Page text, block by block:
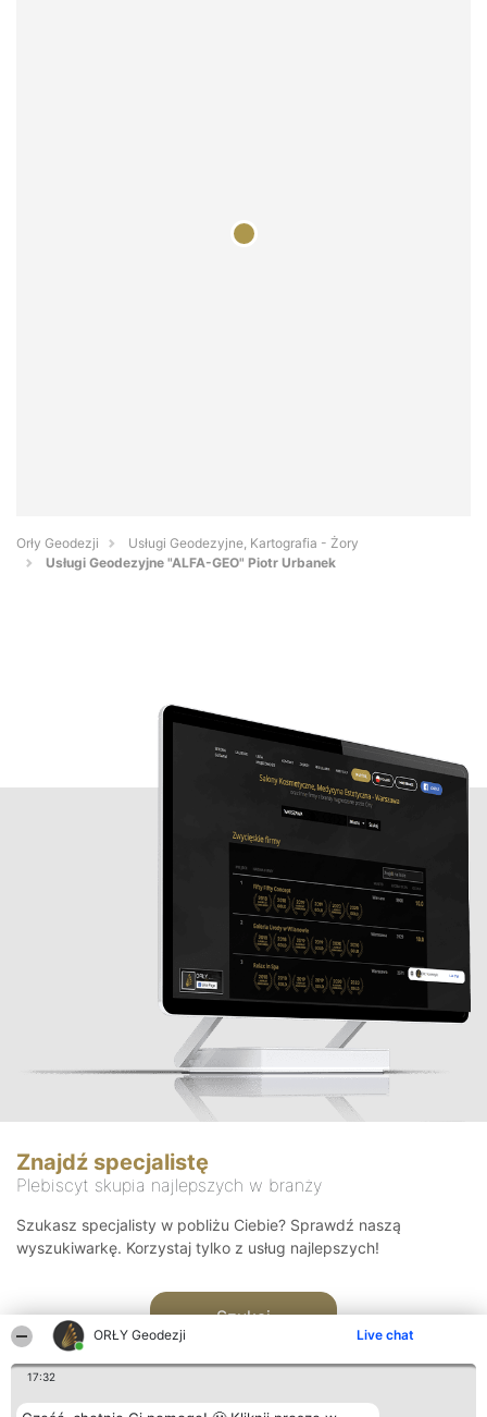
ORŁY Geodezji Live chat
17:32
Orły Geodezji
Usługi Geodezyjne, Kartografia - Żory
Usługi Geodezyjne "ALFA-GEO" Piotr Urbanek
Znajdź specjalistę
Plebiscyt skupia najlepszych w branży
Szukasz specjalisty w pobliżu Ciebie? Sprawdź naszą
wyszukiwarkę. Korzystaj tylko z usług najlepszych!
Szukaj